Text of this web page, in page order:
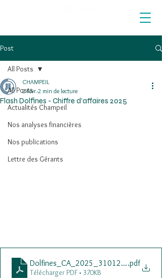
Post
All Posts
Actualités Champeil
Nos analyses financières
Nos publications
Lettre des Gérants
All Posts
Flash Dolfines - Chiffre d'affaires 2025
CHAMPEIL
2 févr.2 min de lecture
Dolfines_CA_2025_31012026.pdf
Télécharger PDF • 370KB